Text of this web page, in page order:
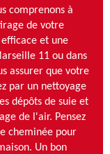
comprenons à
de votre
et une
11 ou dans
assurer que votre
par un nettoyage
dépôts de suie et
de l'air. Pensez
cheminée pour
Un bon